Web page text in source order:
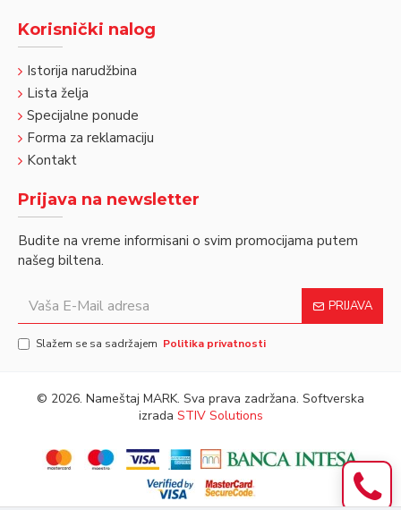
Korisnički nalog
Istorija narudžbina
Lista želja
Specijalne ponude
Forma za reklamaciju
Kontakt
Prijava na newsletter
Budite na vreme informisani o svim promocijama putem
našeg biltena.
PRIJAVA
Slažem se sa sadržajem Politika privatnosti
© 2026. Nameštaj MARK. Sva prava zadržana. Softverska
izrada STIV Solutions